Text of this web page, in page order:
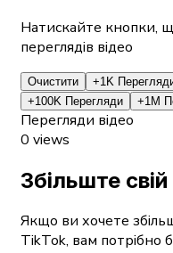
Натискайте кнопки,
переглядів відео
Очистити +1K
+100K Перегляди
+1M
Перегляди відео
0 views
Збільште
Якщо ви хочете
TikTok, вам потрібно